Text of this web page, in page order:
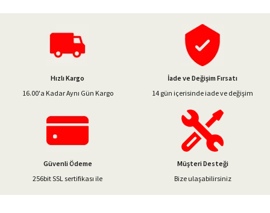
Ürün resmi kalitesiz, bozuk veya görüntülenemiyor.
Ürün bilgilerinde hatalar bulunuyor.
Bu ürüne benzer farklı alternatifler olmalı.
Gönder
Hızlı Kargo
16.00'a Kadar Aynı Gün Kargo
İade ve Değişim Fırsatı
14 gün içerisinde iade ve değişim
Güvenli Ödeme
256bit SSL sertifikası ile
Müşteri Desteği
Bize ulaşabilirsiniz